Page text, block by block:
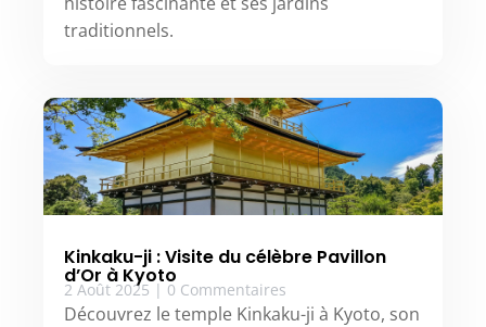
traditionnels.
Kinkaku-ji : Visite du célèbre Pavillon
d’Or à Kyoto
2 Août 2025 | 0 Commentaires
Découvrez le temple Kinkaku-ji à Kyoto, son